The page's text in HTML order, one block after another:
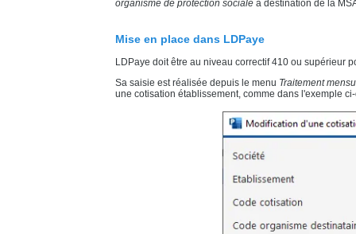
organisme de protection sociale à destination de la
Mise en place dans LDPaye
LDPaye doit être au niveau correctif 410 ou supérieur
Sa saisie est réalisée depuis le menu Traitement
une cotisation établissement, comme dans l'exemple